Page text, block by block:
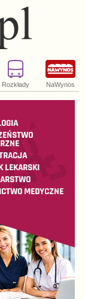
Rozkłady NaWynos